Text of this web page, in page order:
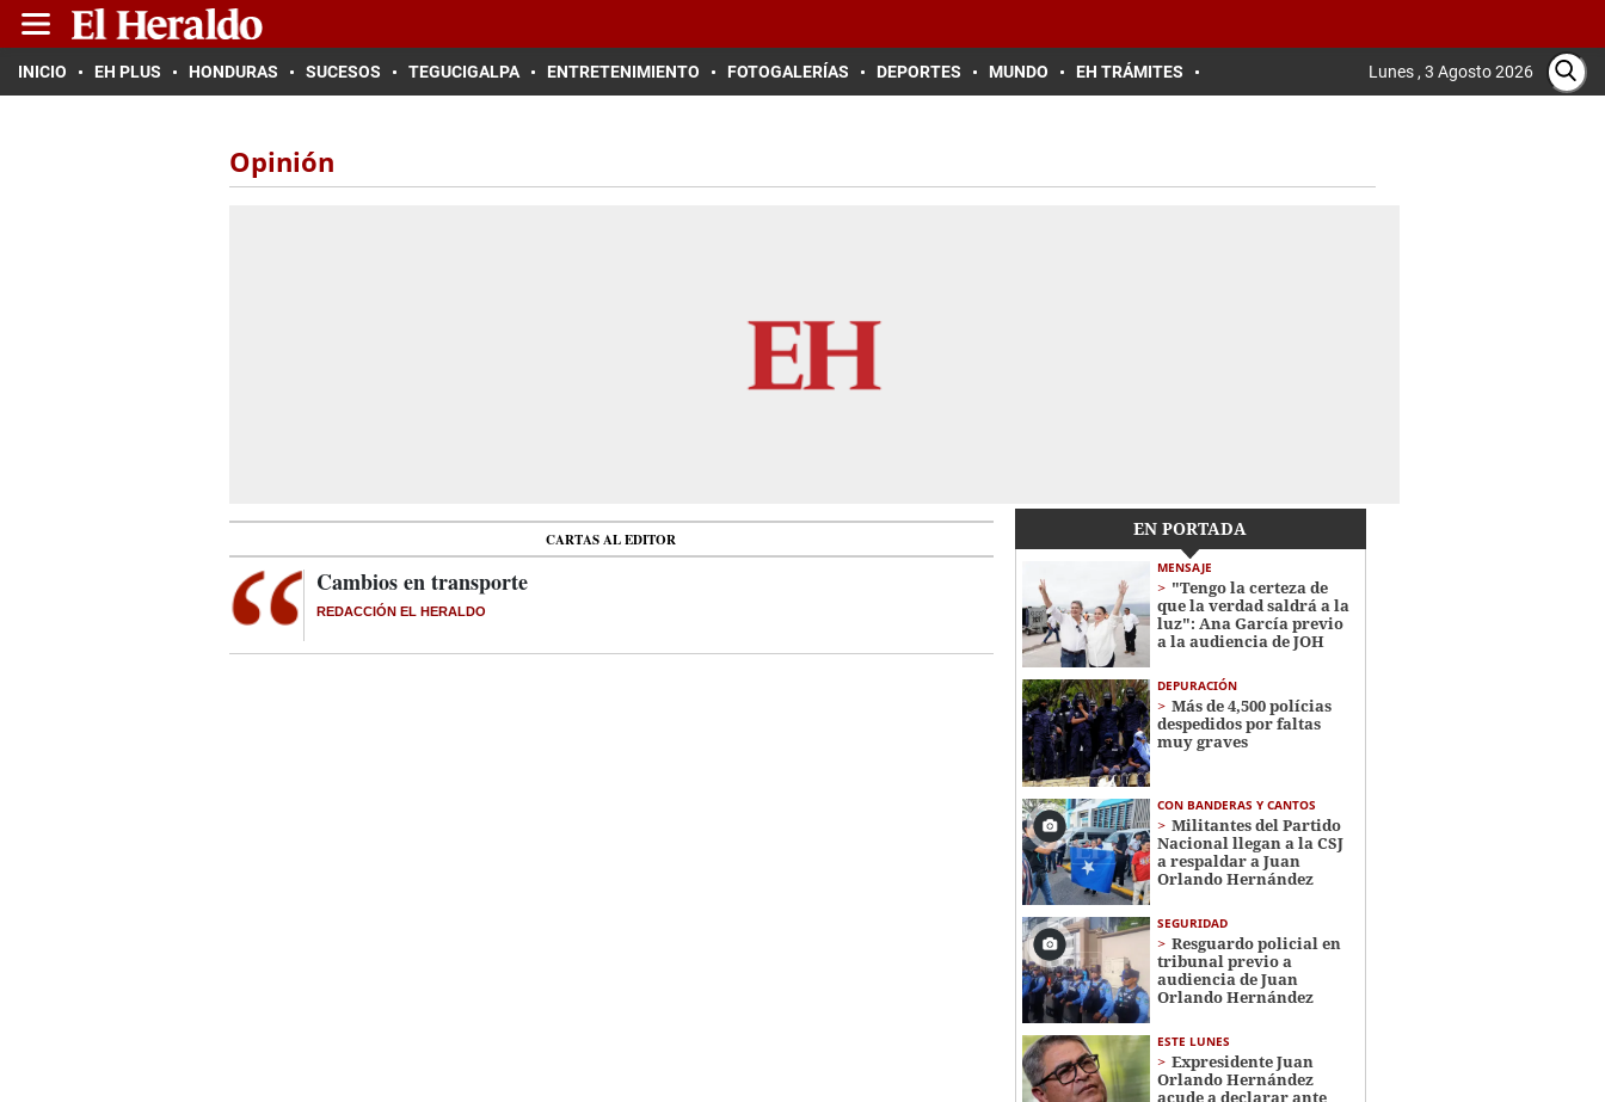
INICIO EH PLUS HONDURAS SUCESOS TEGUCIGALPA ENTRETENIMIENTO FOTOGALERÍAS DEPORTES MUNDO EH TRÁMITES Lunes , 3 Agosto 2026
Opinión
CARTAS AL EDITOR
Cambios en transporte
REDACCIÓN EL HERALDO
EN PORTADA
MENSAJE
"Tengo la certeza de
que la verdad saldrá a la
luz": Ana García previo
a la audiencia de JOH
DEPURACIÓN
Más de 4,500 polícias
despedidos por faltas
muy graves
CON BANDERAS Y CANTOS
Militantes del Partido
Nacional llegan a la CSJ
a respaldar a Juan
Orlando Hernández
SEGURIDAD
Resguardo policial en
tribunal previo a
audiencia de Juan
Orlando Hernández
ESTE LUNES
Expresidente Juan
Orlando Hernández
acude a declarar ante